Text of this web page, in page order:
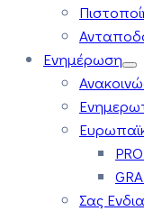
Ενημέρωση
Σας